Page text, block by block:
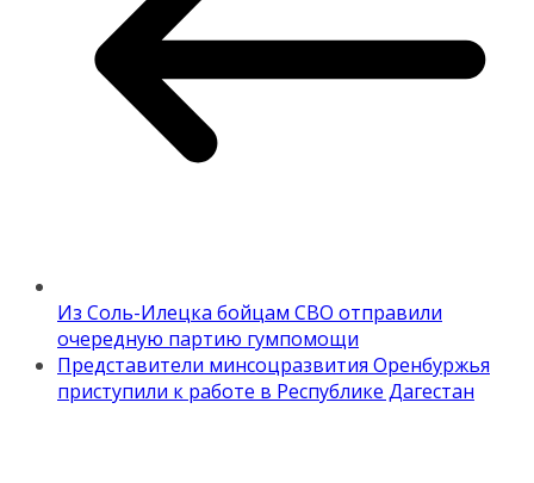
Из Соль-Илецка бойцам СВО отправили
очередную партию гумпомощи
Представители минсоцразвития Оренбуржья
приступили к работе в Республике Дагестан